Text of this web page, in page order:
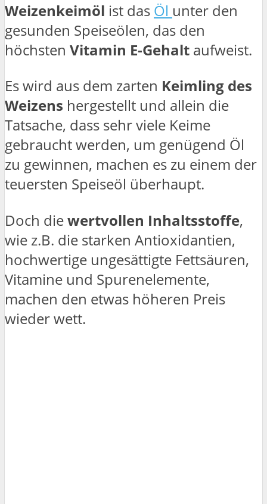
Weizenkeimöl ist das Öl unter den
gesunden Speiseölen, das den
höchsten Vitamin E-Gehalt aufweist.
Es wird aus dem zarten Keimling des
Weizens hergestellt und allein die
Tatsache, dass sehr viele Keime
gebraucht werden, um genügend Öl
zu gewinnen, machen es zu einem der
teuersten Speiseöl überhaupt.
Doch diewertvollen Inhaltsstoffe,
wie z.B. die starken Antioxidantien,
hochwertige ungesättigte Fettsäuren,
Vitamine und Spurenelemente,
machen den etwas höheren Preis
wieder wett.